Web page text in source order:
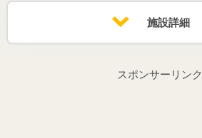
施設詳細
スポンサーリンク